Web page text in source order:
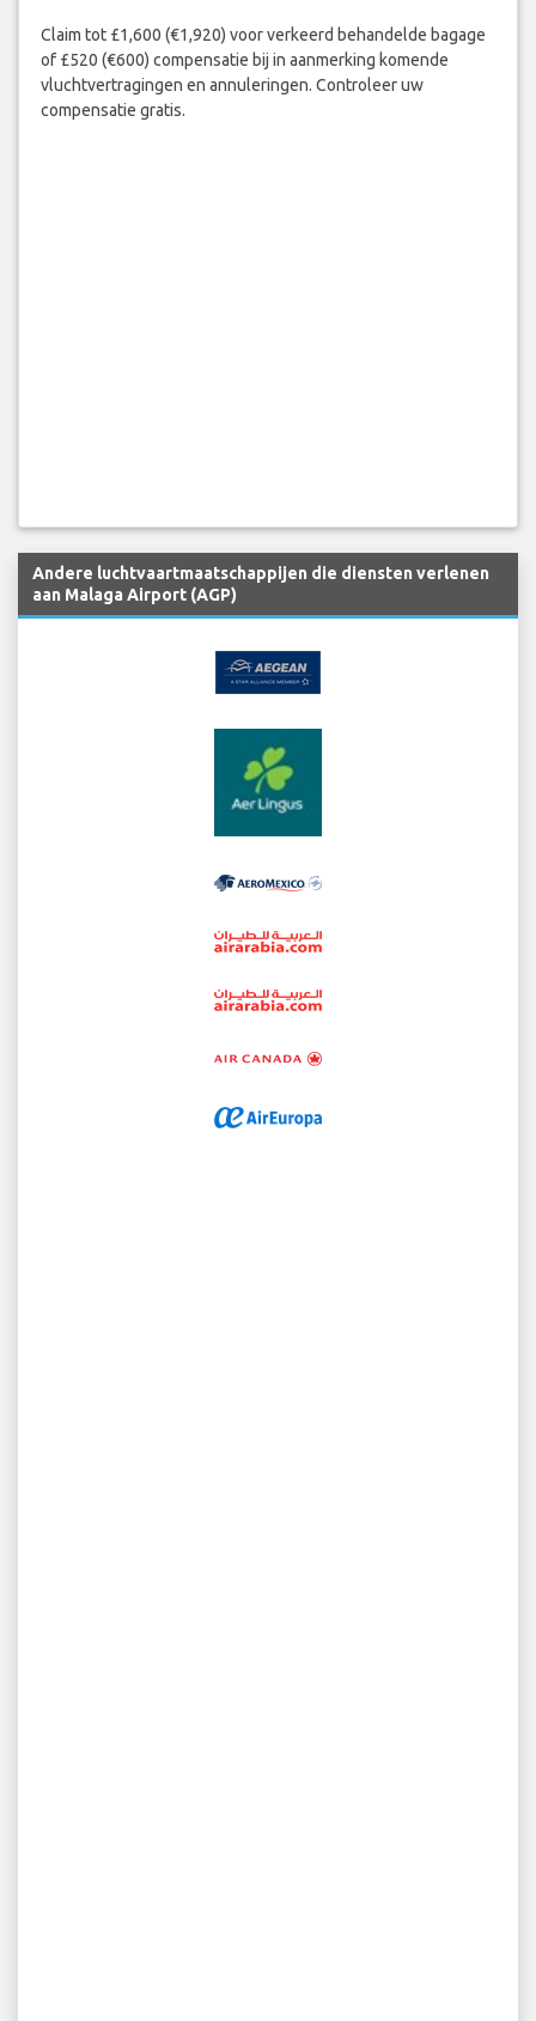
Claim tot £1,600 (€1,920) voor verkeerd behandelde bagage
of £520 (€600) compensatie bij in aanmerking komende
vluchtvertragingen en annuleringen. Controleer uw
compensatie gratis.
Andere luchtvaartmaatschappijen die diensten verlenen
aan Malaga Airport (AGP)